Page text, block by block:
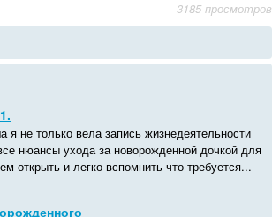
3185 просмотров
не только вела запись жизнедеятельности
нюансы ухода за новорожденной дочкой для
открыть и легко вспомнить что требуется...